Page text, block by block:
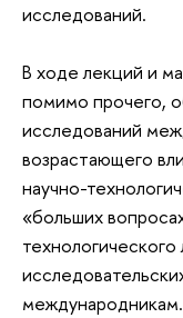
исследований.
В ходе лекций и
помимо прочего,
исследований
возрастающего
научно-
«больших